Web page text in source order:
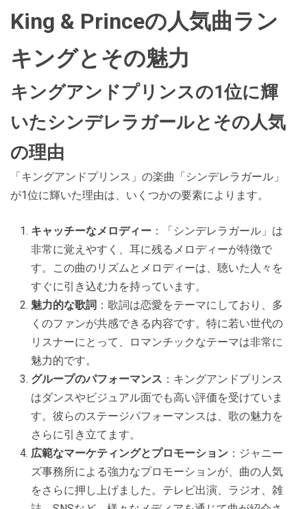
King & Princeの人気曲ラン
キングとその魅力
キングアンドプリンスの1位に輝
いたシンデレラガールとその人気
の理由
「キングアンドプリンス」の楽曲「シンデレラガール」
が1位に輝いた理由は、いくつかの要素によります。
キャッチーなメロディー ：「シンデレラガール」は
非常に覚えやすく、耳に残るメロディーが特徴で
す。この曲のリズムとメロディーは、聴いた人々を
すぐに引き込む力を持っています。
魅力的な歌詞 ：歌詞は恋愛をテーマにしており、多
くのファンが共感できる内容です。特に若い世代の
リスナーにとって、ロマンチックなテーマは非常に
魅力的です。
グループのパフォーマンス ：キングアンドプリンス
はダンスやビジュアル面でも高い評価を受けていま
す。彼らのステージパフォーマンスは、歌の魅力を
さらに引き立てます。
広範なマーケティングとプロモーション ：ジャニー
ズ事務所による強力なプロモーションが、曲の人気
をさらに押し上げました。テレビ出演、ラジオ、雑